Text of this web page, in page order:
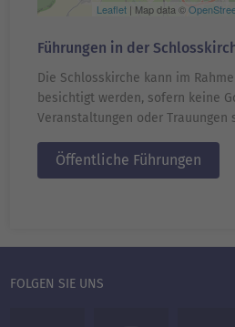
Leaflet | Map data ©
Führungen in der
Die Schlosskirche kann im
besichtigt werden, sofern keine
Veranstaltungen oder Trauungen
Öffentliche Führungen
FOLGEN SIE UNS